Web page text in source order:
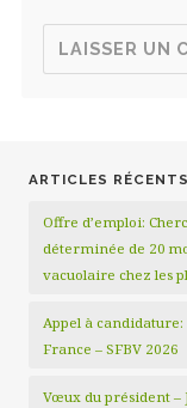
ARTICLES RÉCENTS
Offre d’emploi:
déterminée de 20
vacuolaire chez les
Appel à candidature:
France – SFBV 2026
Vœux du président –